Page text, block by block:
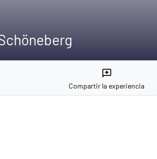
reviews
Compartir la experiencia